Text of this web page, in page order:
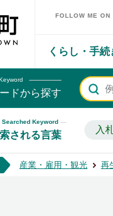
矢吹町ホームページ
FOLLOW ME ON
くらし・手続
ドから探す
Searched Keyword
される言葉 入
産業・雇用・観光 再